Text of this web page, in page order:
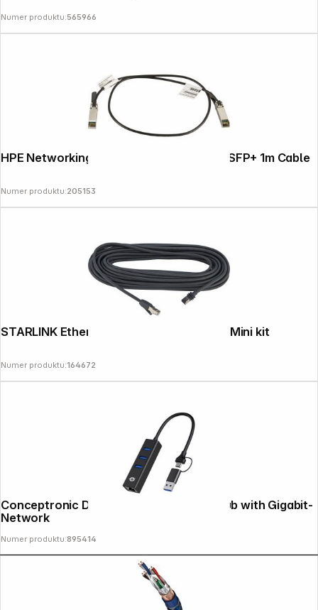
Numer produktu:565966
HPE Networking Instant On 10G SFP+ to SFP+ 1m Cable
Numer produktu:205153
STARLINK Ethernet kabel (15m) szary do Mini kit
Numer produktu:164672
Conceptronic DONN07BA 3-Port USB Hub with Gigabit-
Network
Numer produktu:895414